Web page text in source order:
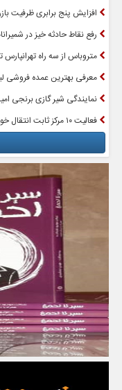
افزایش پنج برابری ظرفیت
رفع نقاط حادثه خیز در
متروباس از سه راه تهرانپارس
معرفی بهترین عمده فروشی
نمایندگی شیر گازی برنجی
فعالیت ۱۰ مرکز ثابت انتقال خون در سطح استان تهران